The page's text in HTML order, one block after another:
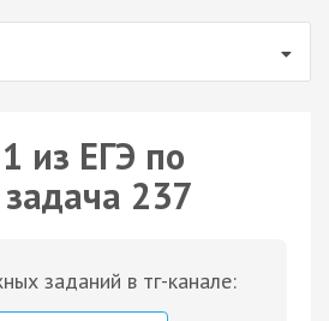
из ЕГЭ по
237
заданий в тг-канале: